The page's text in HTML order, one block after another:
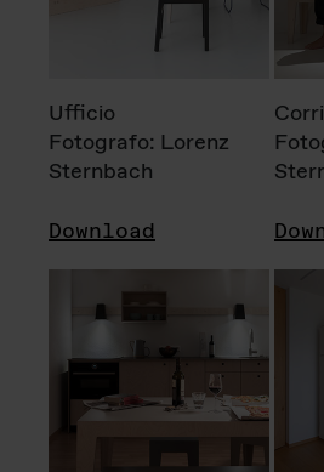
Ufficio
Fotografo: Lorenz
Sternbach
Download